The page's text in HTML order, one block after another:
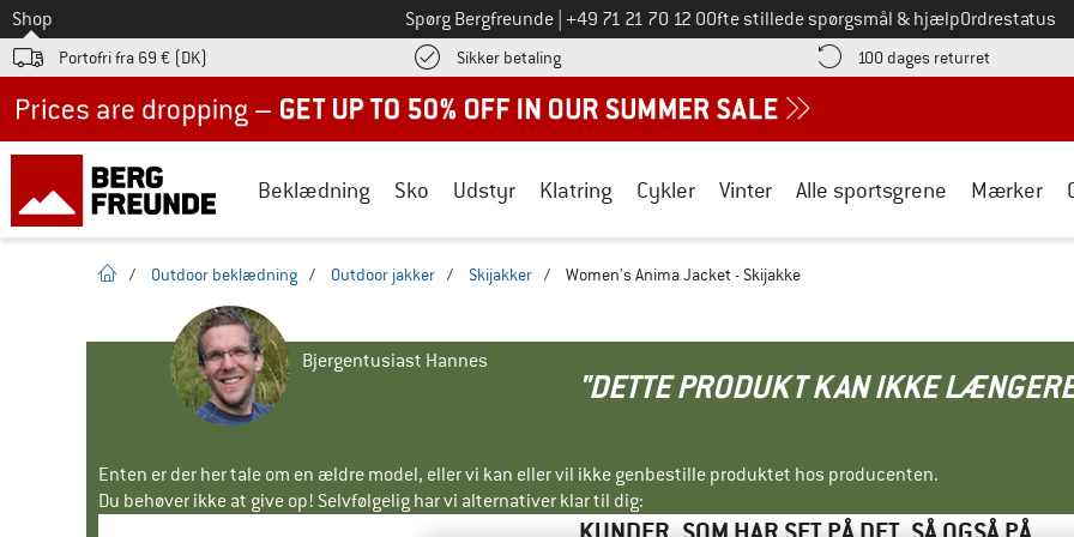
Til
Shop Spørg Bergfreunde Ring til os på
+49 71 21 70 12 0Ofte stillede spørgsmål & hjælpOrdrestatus
Portofri fra 69 € (DK) Sikker betalingFind betalingsoplysningerne her! Åbnes i en infoboks
100 dages returret Gå til
Beklædning Sko Udstyr Klatring Cykler Vinter Alle sportsgrene Mærker
Hjemmeside
/ Outdoor beklædning / Outdoor jakker / Skijakker / Women's Anima Jacket - Skijakke
Bjergentusiast Hannes
"DETTE PRODUKT KAN IKKE
Enten er der her tale om en ældre model, eller vi kan eller vil ikke genbestille produktet hos producenten.
Du behøver ikke at give op! Selvfølgelig har vi alternativer klar til dig: